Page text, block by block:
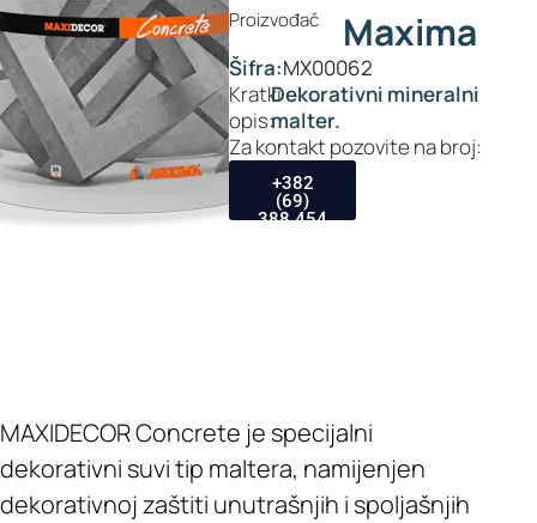
Proizvođač Maxima
Šifra:MX00062
Kratki
opis:
Dekorativni mineralni
malter.
Za kontakt pozovite na broj:
+382
(69)
388 454
MAXIDECOR Concrete je specijalni
dekorativni suvi tip maltera, namijenjen
dekorativnoj zaštiti unutrašnjih i spoljašnjih